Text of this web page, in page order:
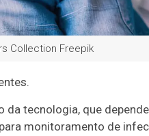
Collection Freepik
da tecnologia, que
monitoramento de